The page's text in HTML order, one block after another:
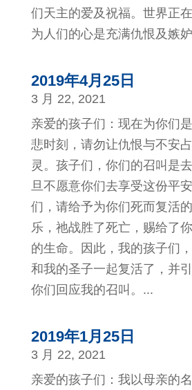
们天主的爱及祝福。世界正
为人们的心是充满仇恨及嫉
2019年4月25日
3 月 22, 2021
亲爱的孩子们：现在为你们
悲时刻，请勿让仇恨与不安
灵。孩子们，你们的召叫是
旦不愿意你们去享受这份平
们，请给予为你们死而复活
乐，祂战胜了死亡，赐给了
的生命。因此，我的孩子们
和我的圣子一起复活了，并
你们回应我的召叫。...
2019年1月25日
3 月 22, 2021
亲爱的孩子们：我以母亲的